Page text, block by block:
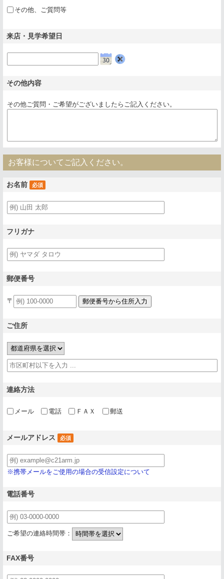
その他、ご質問等
来店・見学希望日
その他内容
その他ご質問・ご希望がございましたらご記入ください。
お客様についてご記入ください。
お名前 必須
フリガナ
郵便番号
〒
ご住所
連絡方法
メール 電話 ＦＡＸ 郵送
メールアドレス 必須
※携帯メールをご使用の場合の受信設定について
電話番号
ご希望の連絡時間帯：
FAX番号